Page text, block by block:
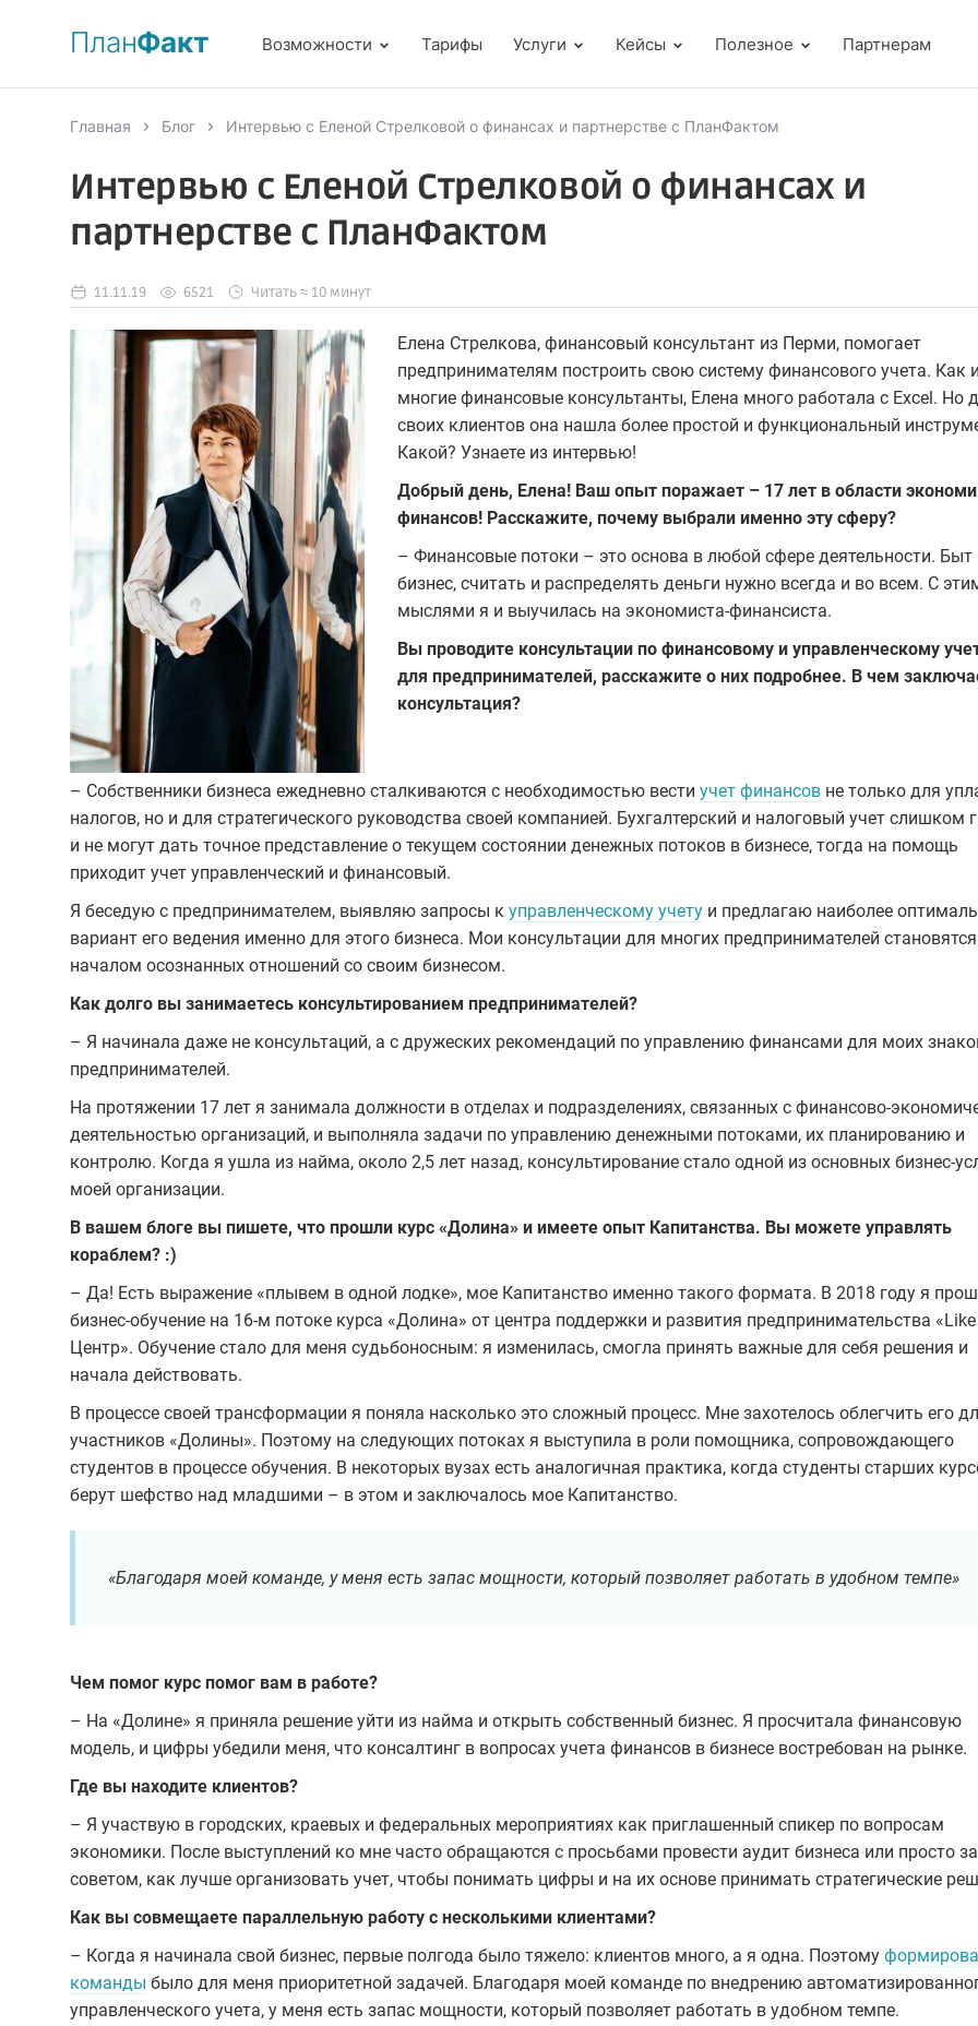
ПланФакт Возможности Тарифы Услуги Кейсы Полезное Партнерам
Главная Блог Интервью с Еленой Стрелковой о финансах и партнерстве с ПланФактом
Интервью с Еленой Стрелковой о финансах и
партнерстве с ПланФактом
11.11.19 6521 Читать ≈ 10 минут
Елена Стрелкова, финансовый консультант из Перми, помогает
предпринимателям построить свою систему финансового учета. Как
многие финансовые консультанты, Елена много работала с Excel. Но
своих клиентов она нашла более простой и функциональный
Какой? Узнаете из интервью!
Добрый день, Елена! Ваш опыт поражает – 17 лет в области
финансов! Расскажите, почему выбрали именно эту сферу?
– Финансовые потоки – это основа в любой сфере деятельности. Быт
бизнес, считать и распределять деньги нужно всегда и во всем. С
мыслями я и выучилась на экономиста-финансиста.
Вы проводите консультации по финансовому и управленческому
для предпринимателей, расскажите о них подробнее. В чем
консультация?
– Собственники бизнеса ежедневно сталкиваются с необходимостью вести учет финансов не только для
налогов, но и для стратегического руководства своей компанией. Бухгалтерский и налоговый учет слишком
и не могут дать точное представление о текущем состоянии денежных потоков в бизнесе, тогда на помощь
приходит учет управленческий и финансовый.
Я беседую с предпринимателем, выявляю запросы к управленческому учету и предлагаю наиболее
вариант его ведения именно для этого бизнеса. Мои консультации для многих предпринимателей становятся
началом осознанных отношений со своим бизнесом.
Как долго вы занимаетесь консультированием предпринимателей?
– Я начинала даже не консультаций, а с дружеских рекомендаций по управлению финансами для моих
предпринимателей.
На протяжении 17 лет я занимала должности в отделах и подразделениях, связанных с финансово-
деятельностью организаций, и выполняла задачи по управлению денежными потоками, их планированию и
контролю. Когда я ушла из найма, около 2,5 лет назад, консультирование стало одной из основных бизнес-
моей организации.
В вашем блоге вы пишете, что прошли курс «Долина» и имеете опыт Капитанства. Вы можете управлять
кораблем? :)
– Да! Есть выражение «плывем в одной лодке», мое Капитанство именно такого формата. В 2018 году я
бизнес-обучение на 16-м потоке курса «Долина» от центра поддержки и развития предпринимательства «Like
Центр». Обучение стало для меня судьбоносным: я изменилась, смогла принять важные для себя решения и
начала действовать.
В процессе своей трансформации я поняла насколько это сложный процесс. Мне захотелось облегчить его
участников «Долины». Поэтому на следующих потоках я выступила в роли помощника, сопровождающего
студентов в процессе обучения. В некоторых вузах есть аналогичная практика, когда студенты старших
берут шефство над младшими – в этом и заключалось мое Капитанство.
«Благодаря моей команде, у меня есть запас мощности, который позволяет работать в удобном темпе»
Чем помог курс помог вам в работе?
– На «Долине» я приняла решение уйти из найма и открыть собственный бизнес. Я просчитала финансовую
модель, и цифры убедили меня, что консалтинг в вопросах учета финансов в бизнесе востребован на рынке.
Где вы находите клиентов?
– Я участвую в городских, краевых и федеральных мероприятиях как приглашенный спикер по вопросам
экономики. После выступлений ко мне часто обращаются с просьбами провести аудит бизнеса или просто за
советом, как лучше организовать учет, чтобы понимать цифры и на их основе принимать стратегические
Как вы совмещаете параллельную работу с несколькими клиентами?
– Когда я начинала свой бизнес, первые полгода было тяжело: клиентов много, а я одна. Поэтому
команды было для меня приоритетной задачей. Благодаря моей команде по внедрению
управленческого учета, у меня есть запас мощности, который позволяет работать в удобном темпе.